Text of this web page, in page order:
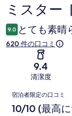
口
コ
ミ
ミスター
9.0 とても素晴
620 件の口コミ
9.4
清潔度
口
コ
宿泊者限定の口コミ
10/10 (最高